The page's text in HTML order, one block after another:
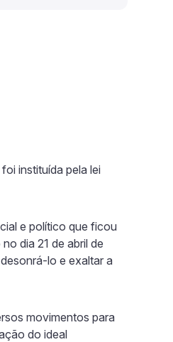
instituída pela lei
e político que ficou
dia 21 de abril de
lo e exaltar a
movimentos para
do ideal